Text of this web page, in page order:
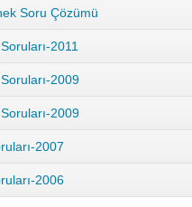
Soru Çözümü
2011
2009
2009
2007
2006